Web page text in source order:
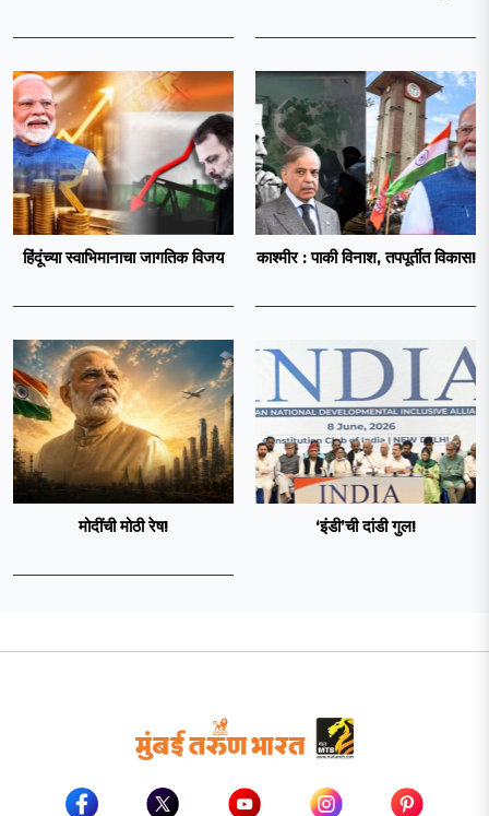
हिंदूंच्या स्वाभिमानाचा जागतिक विजय काश्मीर : पाकी विनाश, तपपूर्तीत विकास!
मोदींची मोठी रेष! ‘इंडी‌’ची दांडी गुल!